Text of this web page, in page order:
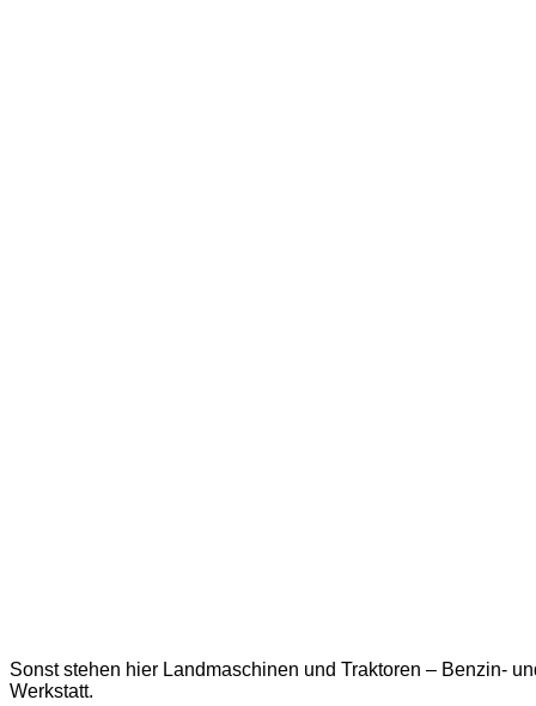
Sonst stehen hier Landmaschinen und Traktoren – Benzin-
Werkstatt.